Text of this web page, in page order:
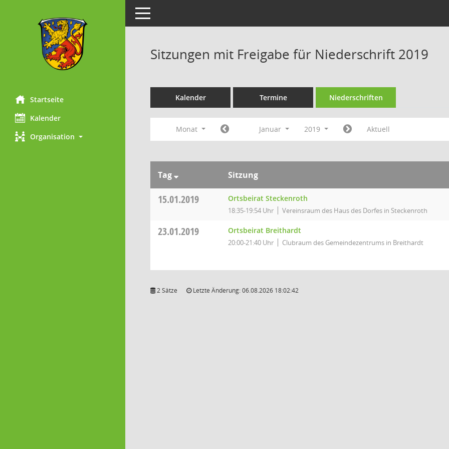
Startseite
Kalender
Organisation
Toggle navigation
Sitzungen mit Freigabe für Niederschrift 2019
Kalender Termine Niederschriften
Monat Januar 2019 Aktuell
Tag Sitzung
15.01.2019 Ortsbeirat Steckenroth
18:35-19:54 Uhr Vereinsraum des Haus des Dorfes in Steckenroth
23.01.2019 Ortsbeirat Breithardt
20:00-21:40 Uhr Clubraum des Gemeindezentrums in Breithardt
2 Sätze Letzte Änderung: 06.08.2026 18:02:42